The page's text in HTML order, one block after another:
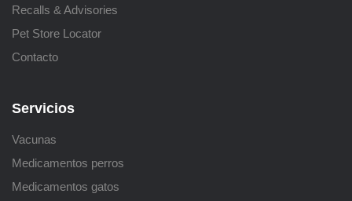
Recalls & Advisories
Pet Store Locator
Contacto
Servicios
Vacunas
Medicamentos perros
Medicamentos gatos